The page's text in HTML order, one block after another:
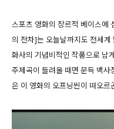
스포츠 영화의 장르적 베이스에
의 전차]는 오늘날까지도 전세
화사의 기념비적인 작품으로 남
주제곡이 들려올 때면 문득 백
은 이 영화의 오프닝씬이 떠오르